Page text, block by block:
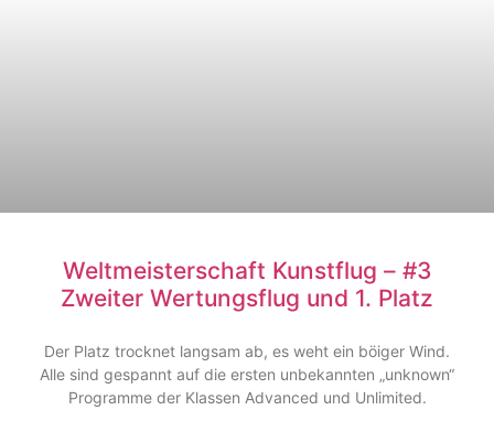
Weltmeisterschaft Kunstflug – #3
Zweiter Wertungsflug und 1. Platz
Der Platz trocknet langsam ab, es weht ein böiger Wind.
Alle sind gespannt auf die ersten unbekannten „unknown“
Programme der Klassen Advanced und Unlimited.